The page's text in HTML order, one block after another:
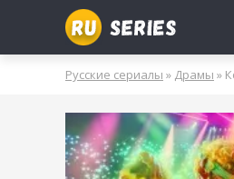
2025 2024 2023
РОССИЯ УКРАИНА
Русские сериалы » Драмы »